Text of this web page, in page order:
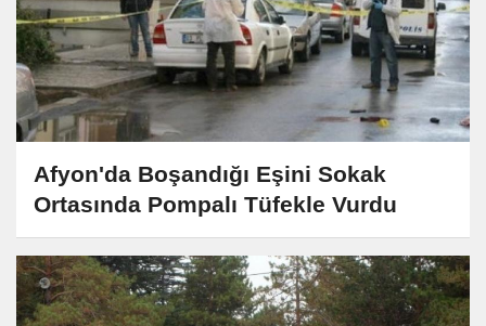
Afyon'da Boşandığı Eşini Sokak
Ortasında Pompalı Tüfekle Vurdu